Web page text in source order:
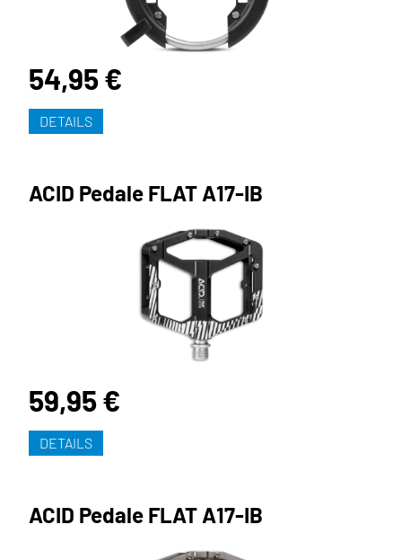
54,95 €
DETAILS
ACID Pedale FLAT A17-IB
59,95 €
DETAILS
ACID Pedale FLAT A17-IB